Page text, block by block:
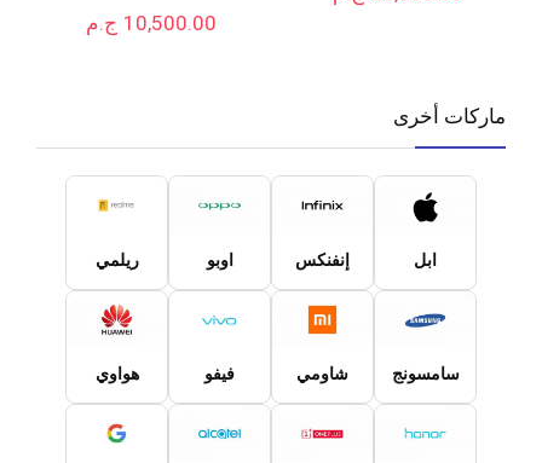
ج.م 10,500.00
ماركات أخرى
ابل إنفنكس اوبو ريلمي
سامسونج شاومي فيفو هواوي